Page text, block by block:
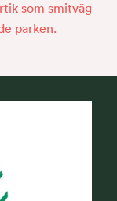
som smitväg
parken.